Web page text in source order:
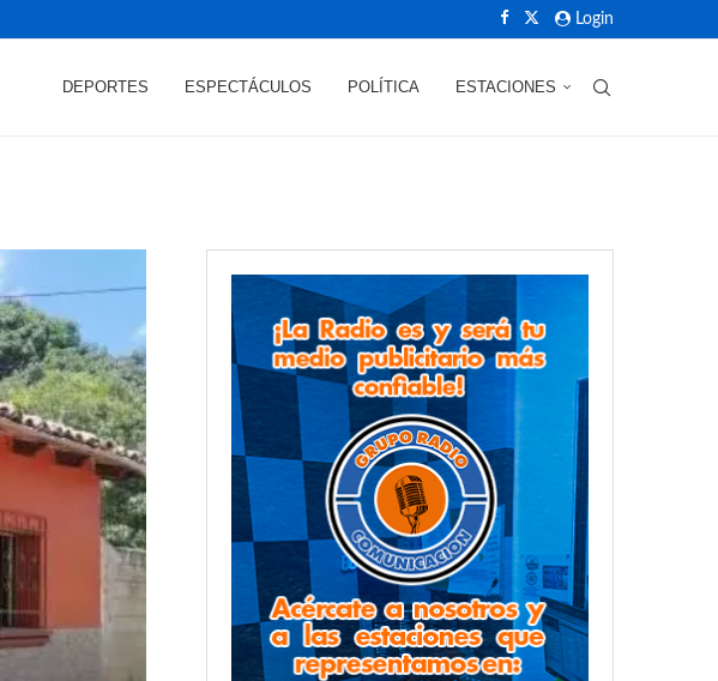
Login
DEPORTES ESPECTÁCULOS POLÍTICA ESTACIONES